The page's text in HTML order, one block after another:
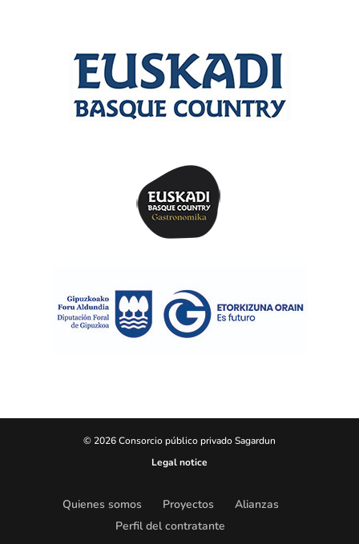
© 2026 Consorcio público privado Sagardun
Legal notice
Quienes somos Proyectos
Alianzas
Perfil del contratante